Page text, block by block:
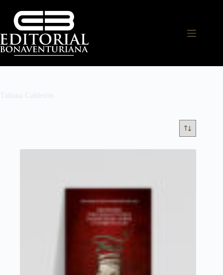
Tatiana Calderón